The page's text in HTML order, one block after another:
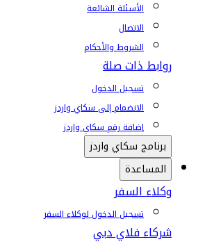
الأسئلة الشائعة
الاتصال
الشروط والأحكام
روابط ذات صلة
تسجيل الدخول
الانضمام إلى سكاي واردز
إضافة رقم سكاي واردز
برنامج سكاي واردز
المساعدة
وكلاء السفر
تسجيل الدخول لوكلاء السفر
شركاء فلاي دبي